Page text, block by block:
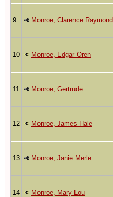
9 Monroe, Clarence Raymond
10 Monroe, Edgar Oren
11 Monroe, Gertrude
12 Monroe, James Hale
13 Monroe, Janie Merle
14 Monroe, Mary Lou